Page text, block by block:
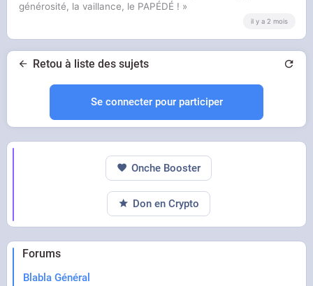
générosité, la vaillance, le PAPÉDÉ ! »
il y a 2 mois
Retou à liste des sujets
Se connecter pour participer
Forums
Blabla Général
Onche Booster
Don en Crypto